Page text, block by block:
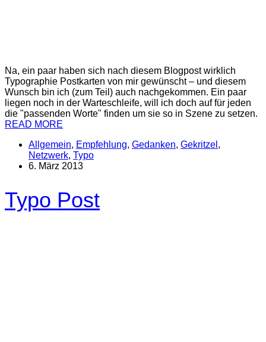
Na, ein paar haben sich nach diesem Blogpost wirklich
Typographie Postkarten von mir gewünscht – und diesem
Wunsch bin ich (zum Teil) auch nachgekommen. Ein paar
liegen noch in der Warteschleife, will ich doch auf für jeden
die "passenden Worte" finden um sie so in Szene zu setzen.
READ MORE
Allgemein, Empfehlung, Gedanken, Gekritzel ,
Netzwerk, Typo
6. März 2013
Typo Post